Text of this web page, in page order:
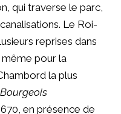
qui traverse le parc,
Le Roi-
reprises dans
pour la
la plus
en présence de